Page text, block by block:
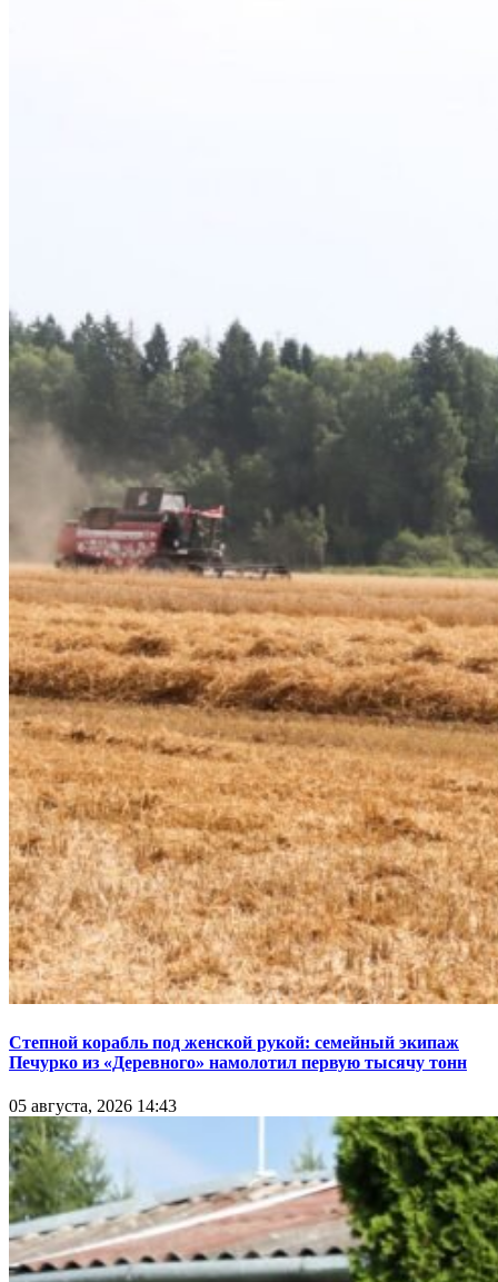
Степной корабль под женской рукой: семейный экипаж
Печурко из «Деревного» намолотил первую тысячу тонн
05 августа, 2026 14:43